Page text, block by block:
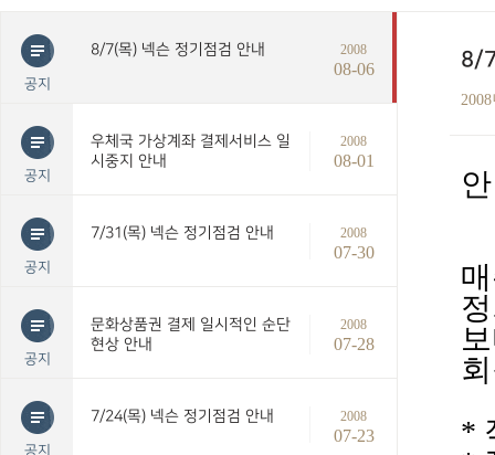
공지
8/7(목) 넥슨 정기점검 안내 2008
08-06
공지
우체국 가상계좌 결제서비스 일
시중지 안내
2008
08-01
공지
7/31(목) 넥슨 정기점검 안내 2008
07-30
공지
문화상품권 결제 일시적인 순단
현상 안내
2008
07-28
공지
7/24(목) 넥슨 정기점검 안내 2008
07-23
8/
*